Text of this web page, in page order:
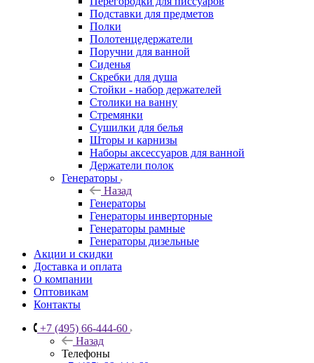
Подставки для предметов
Полки
Полотенцедержатели
Поручни для ванной
Сиденья
Скребки для душа
Стойки - набор держателей
Столики на ванну
Стремянки
Сушилки для белья
Шторы и карнизы
Наборы аксессуаров для ванной
Держатели полок
Генераторы
Назад
Генераторы
Генераторы инверторные
Генераторы рамные
Генераторы дизельные
Акции и скидки
Доставка и оплата
О компании
Оптовикам
Контакты
+7 (495) 66-444-60
Назад
Телефоны